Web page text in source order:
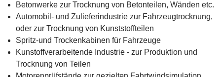
Betonwerke zur Trocknung von Betonteilen, Wänden etc.
Automobil- und Zulieferindustrie zur Fahrzeugtrocknung,
oder zur Trocknung von Kunststoffteilen
Spritz-und Trockenkabinen für Fahrzeuge
Kunstoffverarbeitende Industrie - zur Produktion und
Trocknung von Teilen